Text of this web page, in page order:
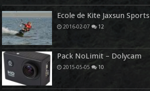
Ecole de Kite Jaxsun Sports
2016-02-07 12
Pack NoLimit – Dolycam
2015-05-05 10